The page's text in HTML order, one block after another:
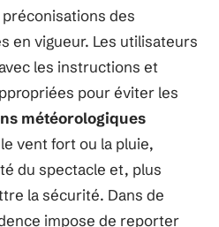
des
en vigueur. Les utilisateurs
les instructions et
pour éviter les
météorologiques
vent fort ou la pluie,
du spectacle et, plus
la sécurité. Dans de
impose de reporter